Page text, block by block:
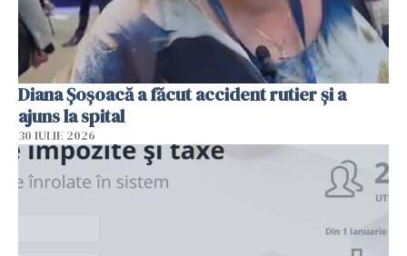
Diana Șoșoacă a făcut accident rutier și a
ajuns la spital
30 IULIE 2026